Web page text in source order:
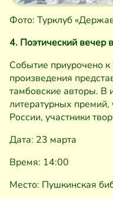
Фото: Турклуб
4. Поэтический вечер
Событие приурочено
произведения
тамбовские авторы. В
литературных
России, участники
Дата: 23 марта
Время: 14:00
Место: Пушкинская